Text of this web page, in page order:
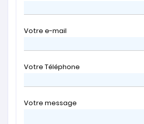
Votre e-mail
Votre Téléphone
Votre message